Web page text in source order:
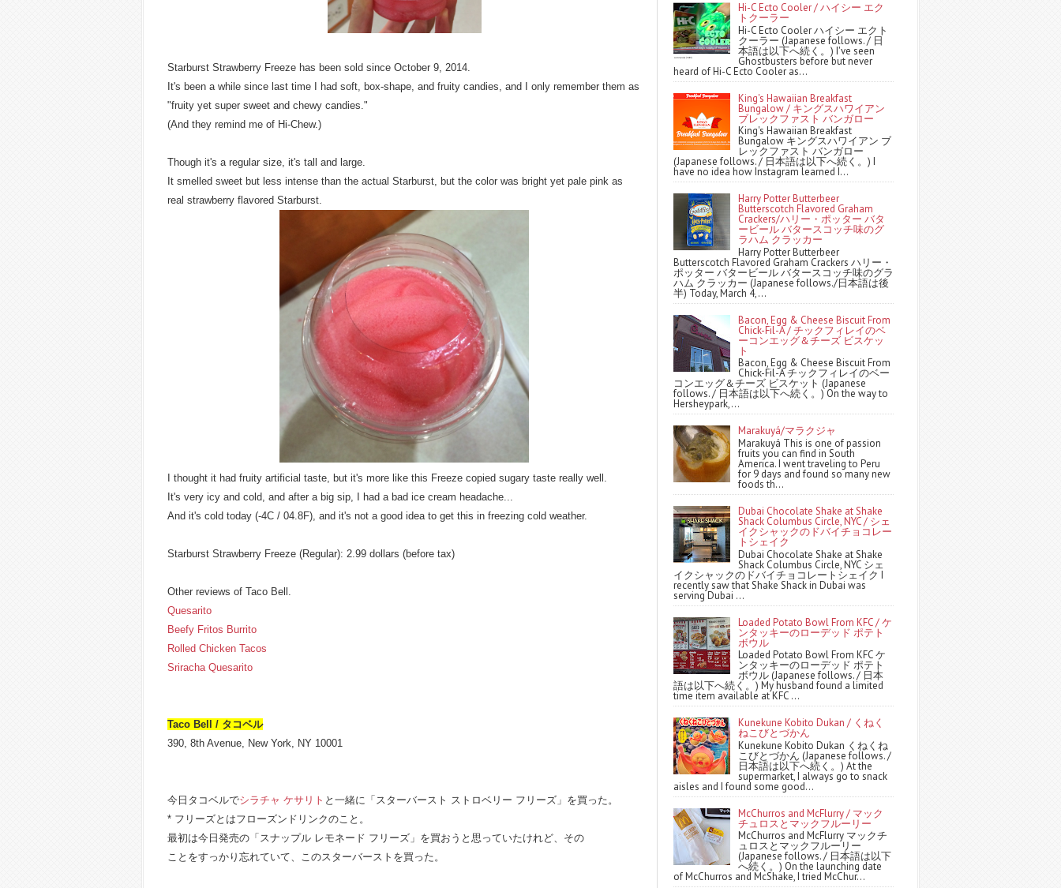
Starburst Strawberry Freeze has been sold since October 9, 2014.
It's been a while since last time I had soft, box-shape, and fruity candies, and I only remember them as
"fruity yet super sweet and chewy candies."
(And they remind me of Hi-Chew.)
Though it's a regular size, it's tall and large.
It smelled sweet but less intense than the actual Starburst, but the color was bright yet pale pink as
real strawberry flavored Starburst.
I thought it had fruity artificial taste, but it's more like this Freeze copied sugary taste really well.
It's very icy and cold, and after a big sip, I had a bad ice cream headache...
And it's cold today (-4C / 04.8F), and it's not a good idea to get this in freezing cold weather.
Starburst Strawberry Freeze (Regular): 2.99 dollars (before tax)
Other reviews of Taco Bell.
Quesarito
Beefy Fritos Burrito
Rolled Chicken Tacos
Sriracha Quesarito
Taco Bell / タコベル
390, 8th Avenue, New York, NY 10001
今日タコベルでシラチャ ケサリト と一緒に「スターバースト ストロベリー フリーズ」を買った。
* フリーズとはフローズンドリンクのこと。
最初は今日発売の「スナップル レモネード フリーズ」を買おうと思っていたけれど、その
ことをすっかり忘れていて、このスターバーストを買った。
Hi-C Ecto Cooler / ハイシー エク
トクーラー
Hi-C Ecto Cooler ハイシー エクト
クーラー (Japanese follows. / 日
本語は以下へ続く。) I've seen
Ghostbusters before but never
heard of Hi-C Ecto Cooler as...
King's Hawaiian Breakfast
Bungalow / キングスハワイアン
ブレックファスト バンガロー
King's Hawaiian Breakfast
Bungalow キングスハワイアン ブ
レックファスト バンガロー
(Japanese follows. / 日本語は以下へ続く。) I
have no idea how Instagram learned I...
Harry Potter Butterbeer
Butterscotch Flavored Graham
Crackers/ハリー・ポッター バタ
ービール バタースコッチ味のグ
ラハム クラッカー
Harry Potter Butterbeer
Butterscotch Flavored Graham Crackers ハリー・
ポッター バタービール バタースコッチ味のグラ
ハム クラッカー (Japanese follows./日本語は後
半) Today, March 4,...
Bacon, Egg & Cheese Biscuit From
Chick-Fil-A / チックフィレイのベ
ーコンエッグ＆チーズ ビスケッ
ト
Bacon, Egg & Cheese Biscuit From
Chick-Fil-A チックフィレイのベー
コンエッグ＆チーズ ビスケット (Japanese
follows. / 日本語は以下へ続く。) On the way to
Hersheypark,...
Marakuyá/マラクジャ
Marakuyá This is one of passion
fruits you can find in South
America. I went traveling to Peru
for 9 days and found so many new
foods th...
Dubai Chocolate Shake at Shake
Shack Columbus Circle, NYC / シェ
イクシャックのドバイチョコレー
トシェイク
Dubai Chocolate Shake at Shake
Shack Columbus Circle, NYC シェ
イクシャックのドバイチョコレートシェイク I
recently saw that Shake Shack in Dubai was
serving Dubai ...
Loaded Potato Bowl From KFC / ケ
ンタッキーのローデッド ポテト
ボウル
Loaded Potato Bowl From KFC ケ
ンタッキーのローデッド ポテト
ボウル (Japanese follows. / 日本
語は以下へ続く。) My husband found a limited
time item available at KFC ...
Kunekune Kobito Dukan / くねく
ねこびとづかん
Kunekune Kobito Dukan くねくね
こびとづかん (Japanese follows. /
日本語は以下へ続く。) At the
supermarket, I always go to snack
aisles and I found some good...
McChurros and McFlurry / マック
チュロスとマックフルーリー
McChurros and McFlurry マックチ
ュロスとマックフルーリー
(Japanese follows. / 日本語は以下
へ続く。) On the launching date
of McChurros and McShake, I tried McChur...